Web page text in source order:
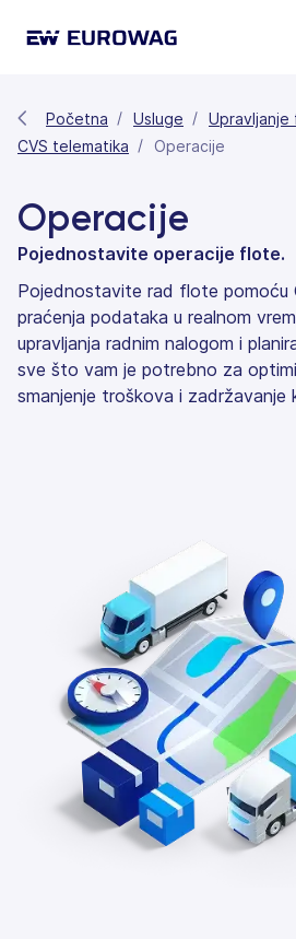
Početna Usluge
Upravljanje
CVS telematika
Operacije
Operacije
Pojednostavite operacije flote.
Pojednostavite rad flote pomoću
praćenja podataka u realnom
upravljanja radnim nalogom i
sve što vam je potrebno za
smanjenje troškova i zadržavanje